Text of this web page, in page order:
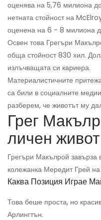
оценява на 5,76 милиона
нетната стойност на
оценена на 6 - 8 милиона
Освен това Грегъри
обща стойност 830 хил.
излъчващата си кариера.
Материалистичните
са били в социалните
разберем, че животът му
Грег
личен живот
Грегъри Макълрой
колежанка Мередит Грей на
Каква Позиция Играе
Това беше проста, но
Арлингтън.